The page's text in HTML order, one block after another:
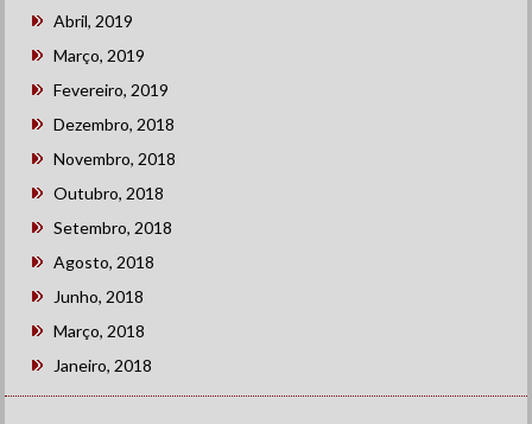
Abril, 2019
Março, 2019
Fevereiro, 2019
Dezembro, 2018
Novembro, 2018
Outubro, 2018
Setembro, 2018
Agosto, 2018
Junho, 2018
Março, 2018
Janeiro, 2018